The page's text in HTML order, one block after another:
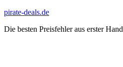
Zum
springen
pirate-deals.de
Die besten Preisfehler aus erster Hand